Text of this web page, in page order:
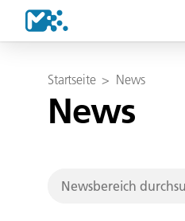
Startseite > News
News